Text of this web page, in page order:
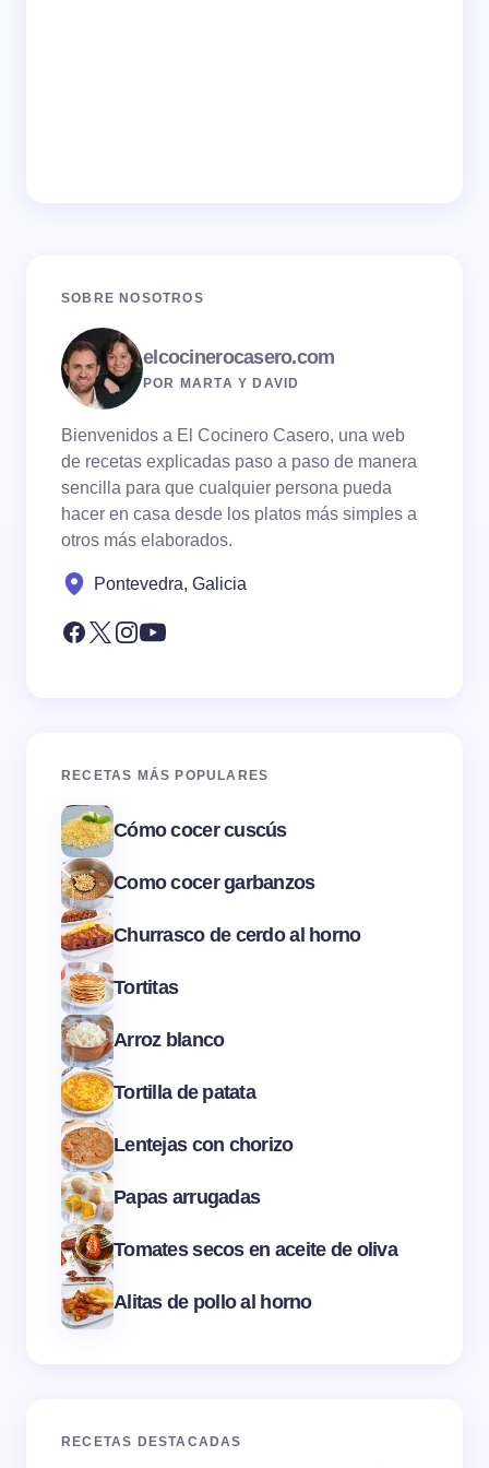
SOBRE NOSOTROS
elcocinerocasero.com
POR MARTA Y DAVID
Bienvenidos a El Cocinero Casero, una web
de recetas explicadas paso a paso de manera
sencilla para que cualquier persona pueda
hacer en casa desde los platos más simples a
otros más elaborados.
Pontevedra, Galicia
RECETAS MÁS POPULARES
Cómo cocer cuscús
Como cocer garbanzos
Churrasco de cerdo al horno
Tortitas
Arroz blanco
Tortilla de patata
Lentejas con chorizo
Papas arrugadas
Tomates secos en aceite de oliva
Alitas de pollo al horno
RECETAS DESTACADAS